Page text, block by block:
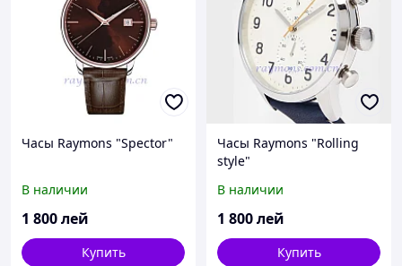
Часы Raymons "Spector"
В наличии
1 800лей
Купить
Часы Raymons "Rolling
style"
В наличии
1 800лей
Купить